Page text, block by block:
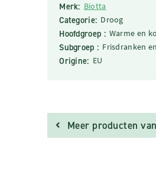
Merk: Biotta
Categorie: Droog
Hoofdgroep : Warme en
Subgroep : Frisdranken
Origine: EU
Meer producten